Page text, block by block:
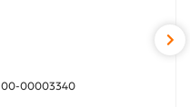
00-00003340